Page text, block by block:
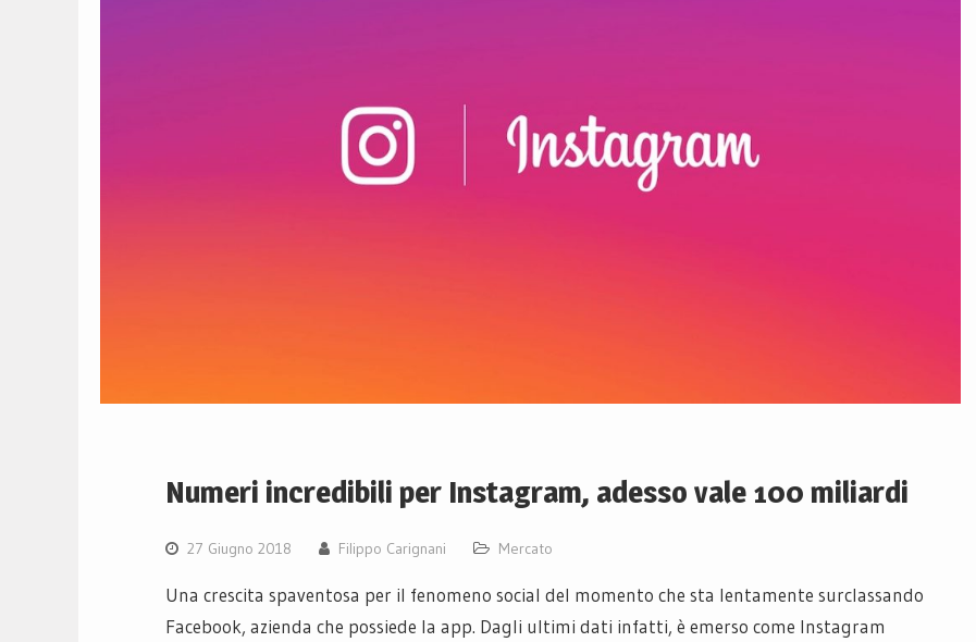
Numeri incredibili per Instagram, adesso vale 100 miliardi
27 Giugno 2018 Filippo Carignani Mercato
Una crescita spaventosa per il fenomeno social del momento che sta lentamente surclassando
Facebook, azienda che possiede la app. Dagli ultimi dati infatti, è emerso come Instagram